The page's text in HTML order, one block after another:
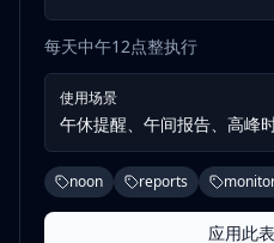
每天中午12点整执行
使用场景
午休提醒、午间报告、高峰
noon reports
应用此